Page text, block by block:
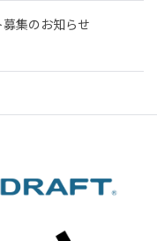
募集のお知らせ